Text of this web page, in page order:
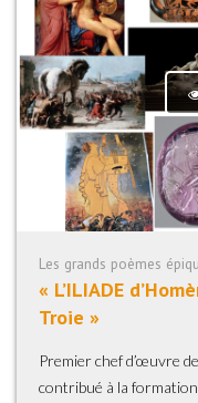
Les grands poèmes
« L’ILIADE
Troie »
Premier chef d’œuvre
contribué à la